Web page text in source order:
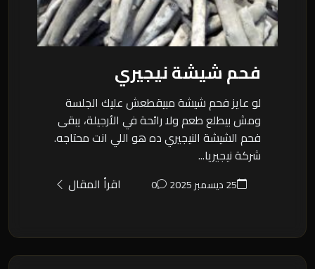
فحم شيشة نيجيري
لو عايز فحم شيشة مبيقطعش عليك الجلسة
ومش بيطلع طعم ولا رائحة في الأرجيلة، يبقى
فحم الشيشة النيجيري ده هو اللي انت محتاجه.
شركة نيجيريا...
25 ديسمبر 2025 0 اقرأ المقال